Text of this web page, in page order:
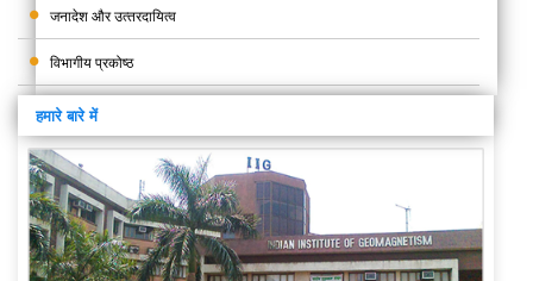
जनादेश और उत्‍तरदायित्‍व
विभागीय प्रकोष्ठ
हमारे बारे में